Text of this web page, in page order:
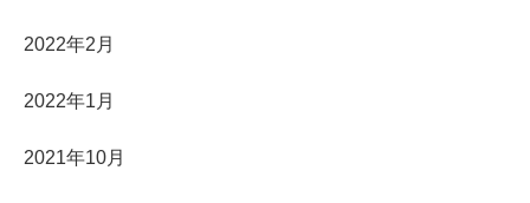
2022年2月
2022年1月
2021年10月